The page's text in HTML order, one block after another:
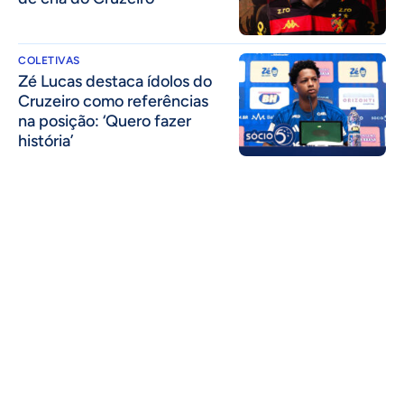
COLETIVAS
Zé Lucas destaca ídolos do
Cruzeiro como referências
na posição: ‘Quero fazer
história’